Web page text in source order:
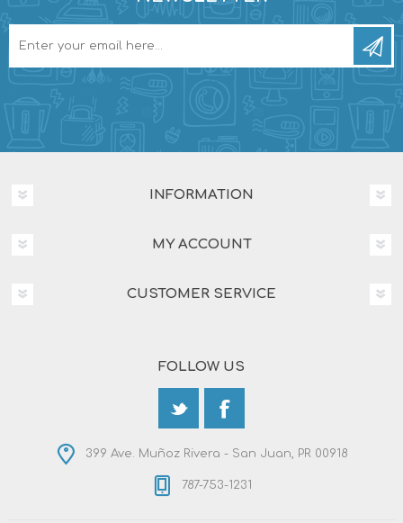
INFORMATION
MY ACCOUNT
CUSTOMER SERVICE
FOLLOW US
399 Ave. Muñoz Rivera - San Juan, PR 00918
787-753-1231